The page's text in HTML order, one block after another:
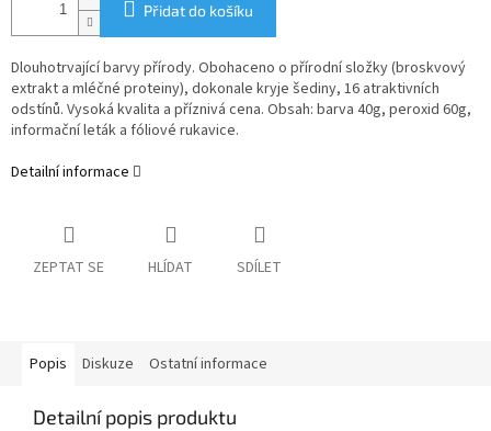
Přidat do košíku
Dlouhotrvající barvy přírody. Obohaceno o přírodní složky (broskvový
extrakt a mléčné proteiny), dokonale kryje šediny, 16 atraktivních
odstínů. Vysoká kvalita a příznivá cena. Obsah: barva 40g, peroxid 60g,
informační leták a fóliové rukavice.
Detailní informace
ZEPTAT SE HLÍDAT SDÍLET
Popis Diskuze Ostatní informace
Detailní popis produktu